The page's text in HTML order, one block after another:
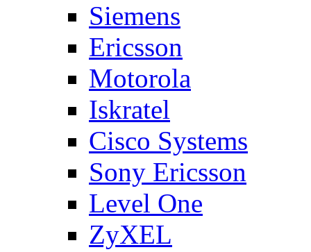
Siemens
Ericsson
Motorola
Iskratel
Cisco Systems
Sony Ericsson
Level One
ZyXEL